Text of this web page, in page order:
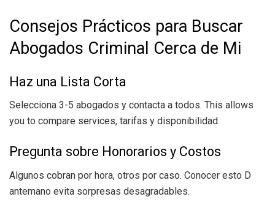
Consejos Prácticos para Buscar
Abogados Criminal Cerca de Mi
Haz una Lista Corta
Selecciona 3-5 abogados y contacta a todos. This allows
you to compare services, tarifas y disponibilidad.
Pregunta sobre Honorarios y Costos
Algunos cobran por hora, otros por caso. Conocer esto D
antemano evita sorpresas desagradables.